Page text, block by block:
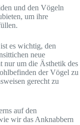
und den Vögeln
um ihre
es wichtig, den
neue
nur um die Ästhetik des
der Vögel zu
gerecht zu
auf den
wir das Anknabbern